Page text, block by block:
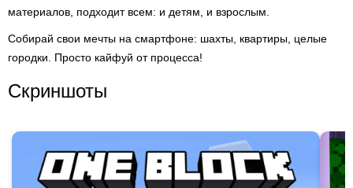
материалов, подходит всем: и детям, и взрослым.
Собирай свои мечты на смартфоне: шахты, квартиры, целые
городки. Просто кайфуй от процесса!
Скриншоты